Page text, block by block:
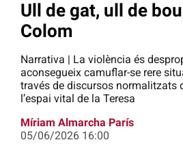
Ull de gat, ull de
Colom
Narrativa | La violència és
aconsegueix camuflar-se rere
través de discursos normalitzats
l’espai vital de la Teresa
Míriam Almarcha París
05/06/2026 16:00